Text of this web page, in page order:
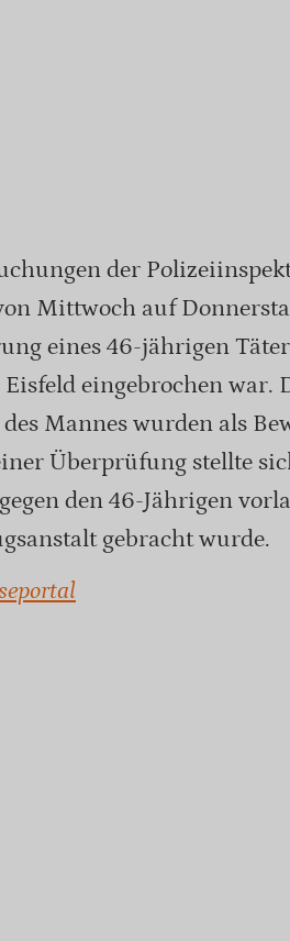
der
Mittwoch auf
eines 46-jährigen
Eisfeld eingebrochen war.
Mannes wurden als
Überprüfung stellte
den 46-Jährigen
gebracht wurde.